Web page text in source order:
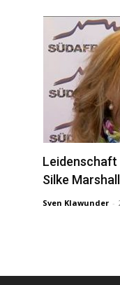
Leidenschaft
Silke Marshall
Sven Klawunder -